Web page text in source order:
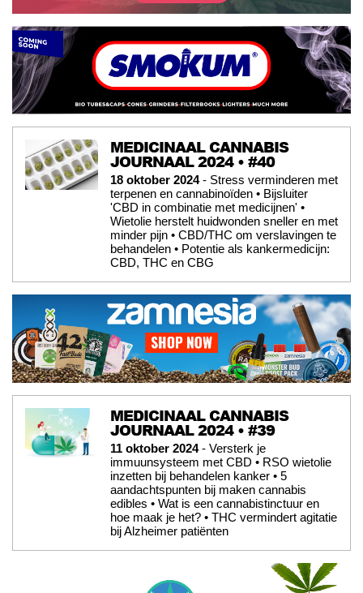
MEDICINAAL CANNABIS
JOURNAAL 2024 • #40
18 oktober 2024- Stress verminderen met
terpenen en cannabinoïden • Bijsluiter
'CBD in combinatie met medicijnen' •
Wietolie herstelt huidwonden sneller en met
minder pijn • CBD/THC om verslavingen te
behandelen • Potentie als kankermedicijn:
CBD, THC en CBG
MEDICINAAL CANNABIS
JOURNAAL 2024 • #39
11 oktober 2024- Versterk je
immuunsysteem met CBD • RSO wietolie
inzetten bij behandelen kanker • 5
aandachtspunten bij maken cannabis
edibles • Wat is een cannabistinctuur en
hoe maak je het? • THC vermindert agitatie
bij Alzheimer patiënten